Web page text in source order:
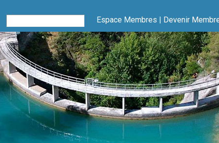
Espace Membres | Devenir